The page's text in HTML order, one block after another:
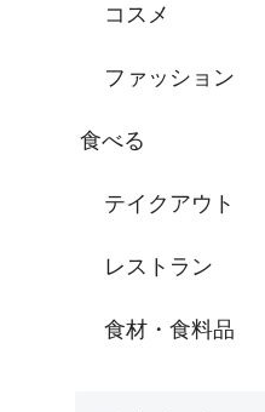
コスメ
ファッション
食べる
テイクアウト
レストラン
食材・食料品